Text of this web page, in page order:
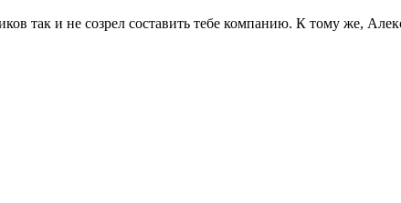
так и не созрел составить тебе компанию. К тому же,